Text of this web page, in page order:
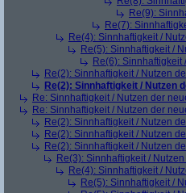
Re(9):
Re(7):
Re(4): Sinnhaftigkeit /
Re(5): Sinnhaftigkeit /
Re(6): Sinnhaftigkeit
Re(2): Sinnhaftigkeit / Nutzen
Re(2): Sinnhaftigkeit / Nutzen
Re: Sinnhaftigkeit / Nutzen der
Re: Sinnhaftigkeit / Nutzen der
Re(2): Sinnhaftigkeit / Nutzen
Re(2): Sinnhaftigkeit / Nutzen
Re(2): Sinnhaftigkeit / Nutzen
Re(3): Sinnhaftigkeit /
Re(4): Sinnhaftigkeit /
Re(5): Sinnhaftigkeit /